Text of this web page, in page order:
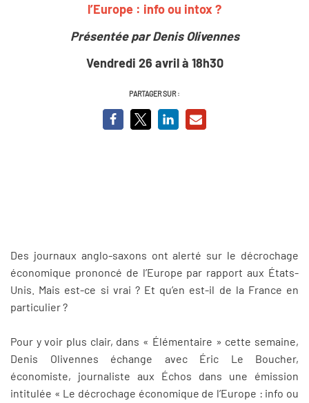
l’Europe : info ou intox ?
Présentée par Denis Olivennes
Vendredi 26 avril à 18h30
PARTAGER SUR :
Des journaux anglo-saxons ont alerté sur le décrochage
économique prononcé de l’Europe par rapport aux États-
Unis. Mais est-ce si vrai ? Et qu’en est-il de la France en
particulier ?
Pour y voir plus clair, dans « Élémentaire » cette semaine,
Denis Olivennes échange avec Éric Le Boucher,
économiste, journaliste aux Échos dans une émission
intitulée « Le décrochage économique de l’Europe : info ou